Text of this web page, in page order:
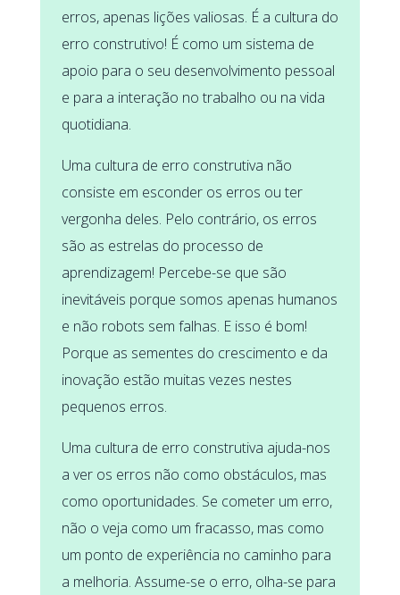
erros, apenas lições valiosas. É a cultura do
erro construtivo! É como um sistema de
apoio para o seu desenvolvimento pessoal
e para a interação no trabalho ou na vida
quotidiana.
Uma cultura de erro construtiva não
consiste em esconder os erros ou ter
vergonha deles. Pelo contrário, os erros
são as estrelas do processo de
aprendizagem! Percebe-se que são
inevitáveis porque somos apenas humanos
e não robots sem falhas. E isso é bom!
Porque as sementes do crescimento e da
inovação estão muitas vezes nestes
pequenos erros.
Uma cultura de erro construtiva ajuda-nos
a ver os erros não como obstáculos, mas
como oportunidades. Se cometer um erro,
não o veja como um fracasso, mas como
um ponto de experiência no caminho para
a melhoria. Assume-se o erro, olha-se para